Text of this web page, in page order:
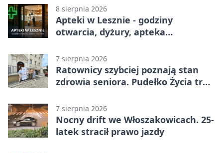
8 sierpnia 2026
Apteki w Lesznie - godziny
otwarcia, dyżury, apteka
7 sierpnia 2026
Ratownicy szybciej poznają stan
zdrowia seniora. Pudełko Życia trafi
7 sierpnia 2026
Nocny drift we Włoszakowicach. 25-
latek stracił prawo jazdy